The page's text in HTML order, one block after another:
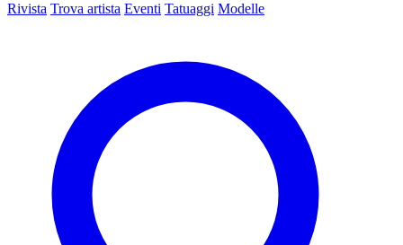
Rivista Trova artista Eventi Tatuaggi Modelle